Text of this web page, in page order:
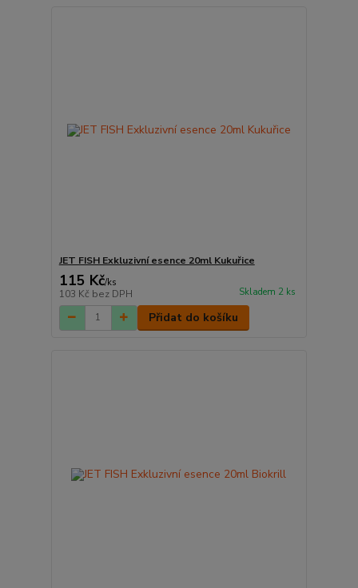
JET FISH Exkluzivní esence 20ml Kukuřice
115 Kč/ks
103 Kč bez DPH Skladem 2 ks
Přidat do košíku